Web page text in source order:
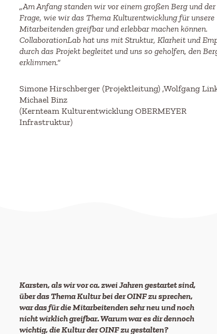
„Am Anfang standen wir vor einem großen Berg und der
Frage, wie wir das Thema Kulturentwicklung für unsere
Mitarbeitenden greifbar und erlebbar machen können.
CollaborationLab hat uns mit Struktur, Klarheit und
durch das Projekt begleitet und uns so geholfen, den
erklimmen.“
Simone Hirschberger (Projektleitung) ,Wolfgang
Michael Binz
(Kernteam Kulturentwicklung OBERMEYER
Infrastruktur)
Karsten, als wir vor ca. zwei Jahren gestartet sind,
über das Thema Kultur bei der OINF zu sprechen,
war das für die Mitarbeitenden sehr neu und noch
nicht wirklich greifbar. Warum war es dir dennoch
wichtig, die Kultur der OINF zu gestalten?